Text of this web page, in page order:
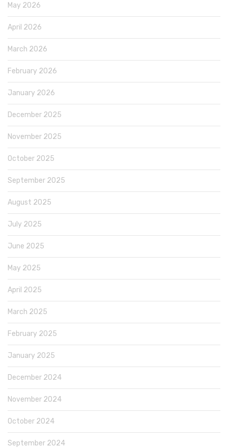
May 2026
April 2026
March 2026
February 2026
January 2026
December 2025
November 2025
October 2025
September 2025
August 2025
July 2025
June 2025
May 2025
April 2025
March 2025
February 2025
January 2025
December 2024
November 2024
October 2024
September 2024